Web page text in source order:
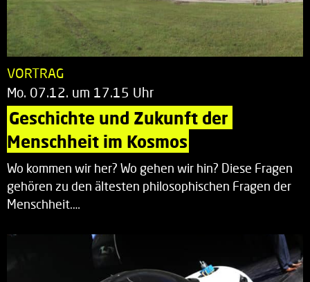
VORTRAG
Mo. 07.12. um 17.15 Uhr
Geschichte und Zukunft der
Menschheit im Kosmos
Wo kommen wir her? Wo gehen wir hin? Diese Fragen
gehören zu den ältesten philosophischen Fragen der
Menschheit.…